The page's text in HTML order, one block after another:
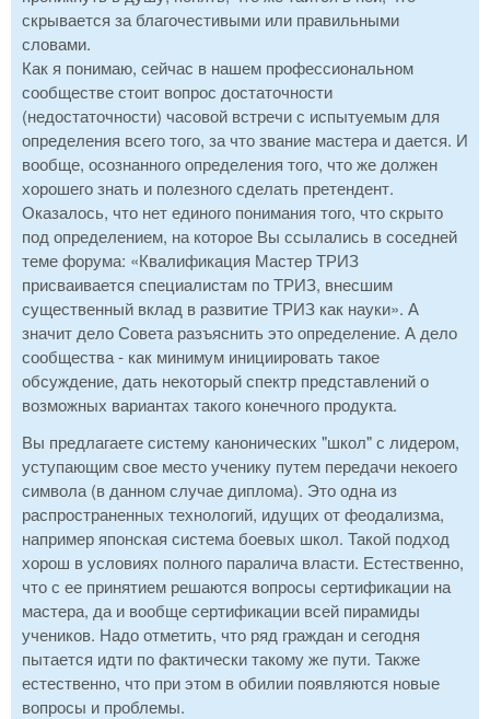
скрывается за благочестивыми или правильными
словами.
Как я понимаю, сейчас в нашем профессиональном
сообществе стоит вопрос достаточности
(недостаточности) часовой встречи с испытуемым для
определения всего того, за что звание мастера и дается. И
вообще, осознанного определения того, что же должен
хорошего знать и полезного сделать претендент.
Оказалось, что нет единого понимания того, что скрыто
под определением, на которое Вы ссылались в соседней
теме форума: «Квалификация Мастер ТРИЗ
присваивается специалистам по ТРИЗ, внесшим
существенный вклад в развитие ТРИЗ как науки». А
значит дело Совета разъяснить это определение. А дело
сообщества - как минимум инициировать такое
обсуждение, дать некоторый спектр представлений о
возможных вариантах такого конечного продукта.
Вы предлагаете систему канонических "школ" с лидером,
уступающим свое место ученику путем передачи некоего
символа (в данном случае диплома). Это одна из
распространенных технологий, идущих от феодализма,
например японская система боевых школ. Такой подход
хорош в условиях полного паралича власти. Естественно,
что с ее принятием решаются вопросы сертификации на
мастера, да и вообще сертификации всей пирамиды
учеников. Надо отметить, что ряд граждан и сегодня
пытается идти по фактически такому же пути. Также
естественно, что при этом в обилии появляются новые
вопросы и проблемы.